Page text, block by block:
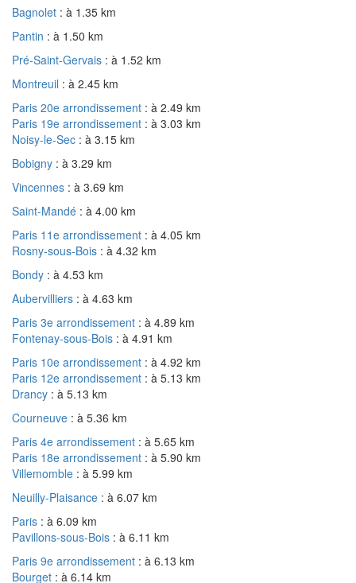
Bagnolet : à 1.35 km
Pantin : à 1.50 km
Pré-Saint-Gervais : à 1.52 km
Montreuil : à 2.45 km
Paris 20e arrondissement : à 2.49 km
Paris 19e arrondissement : à 3.03 km
Noisy-le-Sec : à 3.15 km
Bobigny : à 3.29 km
Vincennes : à 3.69 km
Saint-Mandé : à 4.00 km
Paris 11e arrondissement : à 4.05 km
Rosny-sous-Bois : à 4.32 km
Bondy : à 4.53 km
Aubervilliers : à 4.63 km
Paris 3e arrondissement : à 4.89 km
Fontenay-sous-Bois : à 4.91 km
Paris 10e arrondissement : à 4.92 km
Paris 12e arrondissement : à 5.13 km
Drancy : à 5.13 km
Courneuve : à 5.36 km
Paris 4e arrondissement : à 5.65 km
Paris 18e arrondissement : à 5.90 km
Villemomble : à 5.99 km
Neuilly-Plaisance : à 6.07 km
Paris : à 6.09 km
Pavillons-sous-Bois : à 6.11 km
Paris 9e arrondissement : à 6.13 km
Bourget : à 6.14 km